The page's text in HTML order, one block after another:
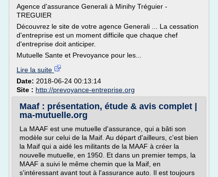
Agence d'assurance Generali à Minihy Tréguier -
TREGUIER
Découvrez le site de votre agence Generali ... La cessation
d'entreprise est un moment difficile que chaque chef
d'entreprise doit anticiper.
Mutuelle Sante et Prevoyance pour les...
Lire la suite
Date: 2018-06-24 00:13:14
Site : http://prevoyance-entreprise.org
Maaf : présentation, étude & avis complet |
ma-mutuelle.org
La MAAF est une mutuelle d'assurance, qui a bâti son
modèle sur celui de la Maif. Au départ d'ailleurs, c'est bien
la Maif qui a aidé les militants de la MAAF à créer la
nouvelle mutuelle, en 1950. Et dans un premier temps, la
MAAF a suivi le même chemin que la Maif, en
s'intéressant avant tout à l'assurance auto. Il est toujours